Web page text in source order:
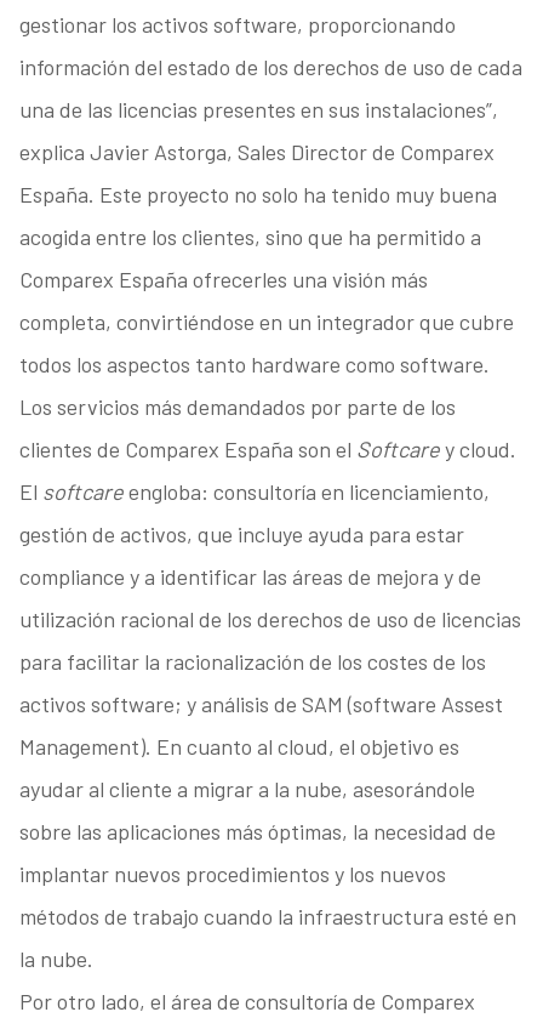
gestionar los activos software, proporcionando
información del estado de los derechos de uso de cada
una de las licencias presentes en sus instalaciones”,
explica Javier Astorga, Sales Director de Comparex
España. Este proyecto no solo ha tenido muy buena
acogida entre los clientes, sino que ha permitido a
Comparex España ofrecerles una visión más
completa, convirtiéndose en un integrador que cubre
todos los aspectos tanto hardware como software.
Los servicios más demandados por parte de los
clientes de Comparex España son el Softcarey cloud.
El softcareengloba: consultoría en licenciamiento,
gestión de activos, que incluye ayuda para estar
compliance y a identificar las áreas de mejora y de
utilización racional de los derechos de uso de licencias
para facilitar la racionalización de los costes de los
activos software; y análisis de SAM (software Assest
Management). En cuanto al cloud, el objetivo es
ayudar al cliente a migrar a la nube, asesorándole
sobre las aplicaciones más óptimas, la necesidad de
implantar nuevos procedimientos y los nuevos
métodos de trabajo cuando la infraestructura esté en
la nube.
Por otro lado, el área de consultoría de Comparex